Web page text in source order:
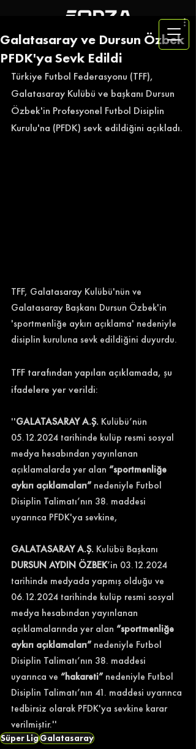
Galatasaray ve Dursun Özbek
PFDK'ya Sevk Edildi
Türkiye Futbol Federasyonu (TFF),
Galatasaray Kulübü ve başkanı Dursun
Özbek'in Profesyonel Futbol Disiplin
Kurulu'na (PFDK) sevk edildiğini açıkladı.
TFF, Galatasaray Kulübü'nün ve
Galatasaray Başkanı Dursun Özbek'in
'sportmenliğe aykırı açıklama' nedeniyle
disiplin kuruluna sevk edildiğini duyurdu.
TFF tarafından yapılan açıklamada, şu
ifadelere yer verildi:
''GALATASARAY A.Ş. Kulübü’nün
05.12.2024 tarihinde kulüp resmi sosyal
medya hesabından yayınlanan
açıklamalarda yer alan “sportmenliğe
aykırı açıklamaları” nedeniyle Futbol
Disiplin Talimatı’nın 38. maddesi
uyarınca PFDK'ya sevkine,
GALATASARAY A.Ş. Kulübü Başkanı
DURSUN AYDIN ÖZBEK’in 03.12.2024
tarihinde medyada yapmış olduğu ve
06.12.2024 tarihinde kulüp resmi sosyal
medya hesabından yayınlanan
açıklamalarında yer alan “sportmenliğe
aykırı açıklamaları” nedeniyle Futbol
Disiplin Talimatı’nın 38. maddesi
uyarınca ve “hakareti” nedeniyle Futbol
Disiplin Talimatı’nın 41. maddesi uyarınca
tedbirsiz olarak PFDK'ya sevkine karar
verilmiştir.''
Süper LigGalatasaray